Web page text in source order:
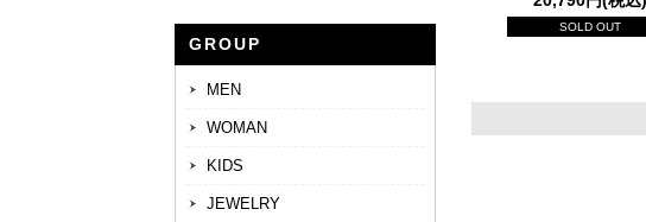
GROUP
MEN
WOMAN
KIDS
JEWELRY
SOLD OUT